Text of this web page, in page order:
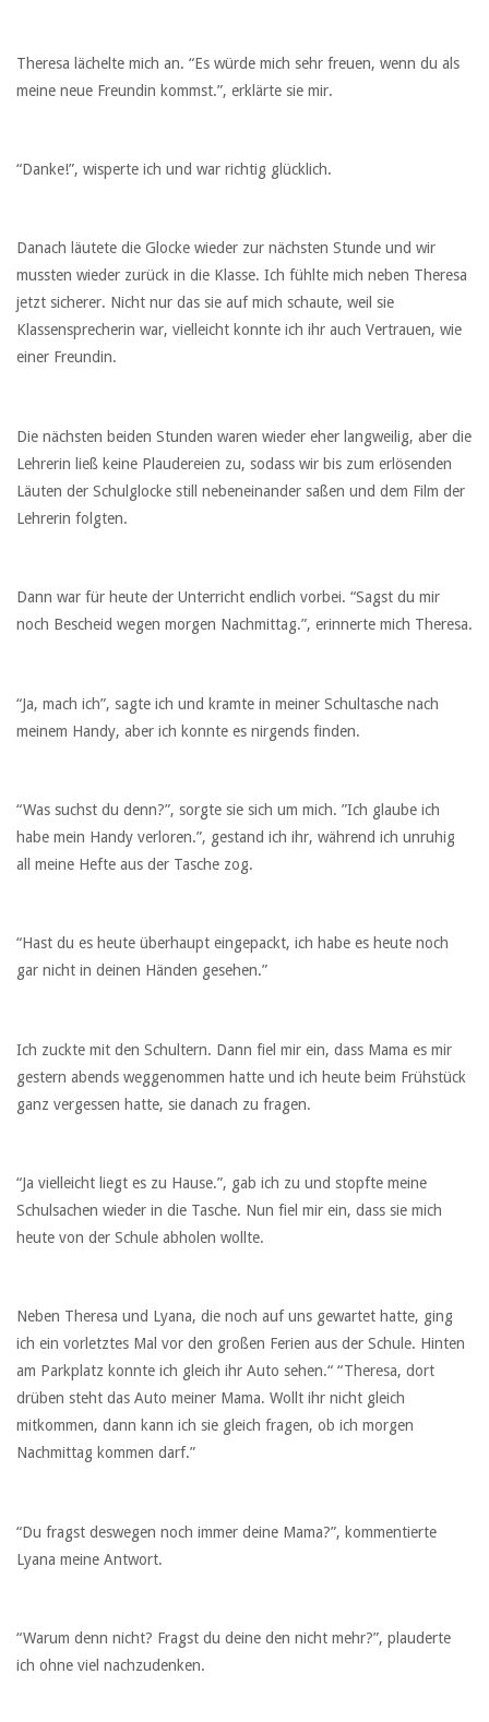
Theresa lächelte mich an. “Es würde mich sehr freuen, wenn du als
meine neue Freundin kommst.”, erklärte sie mir.
“Danke!”, wisperte ich und war richtig glücklich.
Danach läutete die Glocke wieder zur nächsten Stunde und wir
mussten wieder zurück in die Klasse. Ich fühlte mich neben Theresa
jetzt sicherer. Nicht nur das sie auf mich schaute, weil sie
Klassensprecherin war, vielleicht konnte ich ihr auch Vertrauen, wie
einer Freundin.
Die nächsten beiden Stunden waren wieder eher langweilig, aber die
Lehrerin ließ keine Plaudereien zu, sodass wir bis zum erlösenden
Läuten der Schulglocke still nebeneinander saßen und dem Film der
Lehrerin folgten.
Dann war für heute der Unterricht endlich vorbei. “Sagst du mir
noch Bescheid wegen morgen Nachmittag.”, erinnerte mich Theresa.
“Ja, mach ich”, sagte ich und kramte in meiner Schultasche nach
meinem Handy, aber ich konnte es nirgends finden.
“Was suchst du denn?”, sorgte sie sich um mich. ”Ich glaube ich
habe mein Handy verloren.”, gestand ich ihr, während ich unruhig
all meine Hefte aus der Tasche zog.
“Hast du es heute überhaupt eingepackt, ich habe es heute noch
gar nicht in deinen Händen gesehen.”
Ich zuckte mit den Schultern. Dann fiel mir ein, dass Mama es mir
gestern abends weggenommen hatte und ich heute beim Frühstück
ganz vergessen hatte, sie danach zu fragen.
“Ja vielleicht liegt es zu Hause.”, gab ich zu und stopfte meine
Schulsachen wieder in die Tasche. Nun fiel mir ein, dass sie mich
heute von der Schule abholen wollte.
Neben Theresa und Lyana, die noch auf uns gewartet hatte, ging
ich ein vorletztes Mal vor den großen Ferien aus der Schule. Hinten
am Parkplatz konnte ich gleich ihr Auto sehen.“ “Theresa, dort
drüben steht das Auto meiner Mama. Wollt ihr nicht gleich
mitkommen, dann kann ich sie gleich fragen, ob ich morgen
Nachmittag kommen darf.”
“Du fragst deswegen noch immer deine Mama?”, kommentierte
Lyana meine Antwort.
“Warum denn nicht? Fragst du deine den nicht mehr?”, plauderte
ich ohne viel nachzudenken.